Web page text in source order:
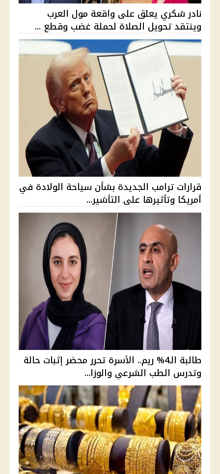
نادر شكري يعلق على واقعة مول العرب
وينتقد تحويل الصلاة لحملة غضب وقطع ...
قرارات ترامب الجديدة بشأن سياحة الولادة في
أمريكا وتأثيرها على التأشير...
طالبة الـ4% ريم.. الأسرة تحرر محضر إثبات حالة
وتدرس الطب الشرعي والوزا...